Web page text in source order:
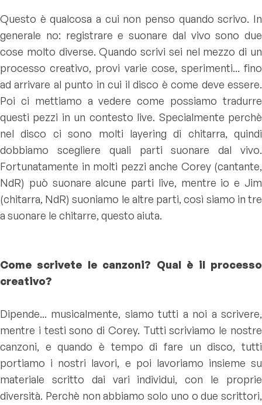
Questo è qualcosa a cui non penso quando scrivo. In
generale no: registrare e suonare dal vivo sono due
cose molto diverse. Quando scrivi sei nel mezzo di un
processo creativo, provi varie cose, sperimenti... fino
ad arrivare al punto in cui il disco è come deve essere.
Poi ci mettiamo a vedere come possiamo tradurre
questi pezzi in un contesto live. Specialmente perchè
nel disco ci sono molti layering di chitarra, quindi
dobbiamo scegliere quali parti suonare dal vivo.
Fortunatamente in molti pezzi anche Corey (cantante,
NdR) può suonare alcune parti live, mentre io e Jim
(chitarra, NdR) suoniamo le altre parti, così siamo in tre
a suonare le chitarre, questo aiuta.
Come scrivete le canzoni? Qual è il processo
creativo?
Dipende... musicalmente, siamo tutti a noi a scrivere,
mentre i testi sono di Corey. Tutti scriviamo le nostre
canzoni, e quando è tempo di fare un disco, tutti
portiamo i nostri lavori, e poi lavoriamo insieme su
materiale scritto dai vari individui, con le proprie
diversità. Perchè non abbiamo solo uno o due scrittori,